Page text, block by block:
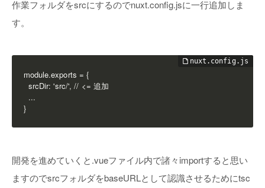
作業フォルダをsrcにするのでnuxt.config.jsに一行追加しま
す。
module.exports = {
  srcDir: 'src/', // <= 追加
  ...
}
開発を進めていくと.vueファイル内で諸々importすると思い
ますのでsrcフォルダをbaseURLとして認識させるためにtsc